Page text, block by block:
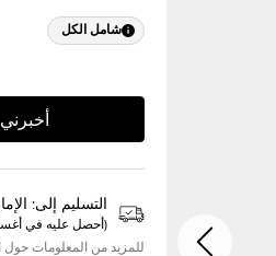
شامل الكل
التسليم إلى:
( أحصل عليه في
للمزيد من المعلومات حول